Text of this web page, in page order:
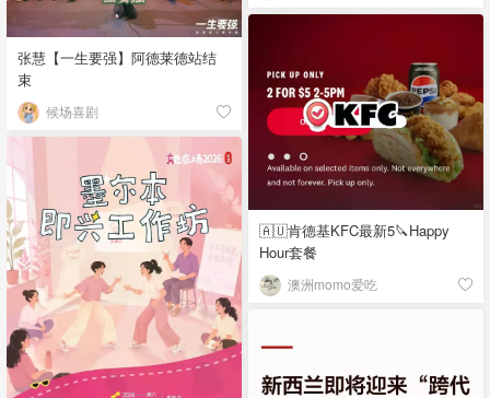
张慧【一生要强】阿德莱德站结
束
候场喜剧
🇦🇺肯德基KFC最新5🔪Happy
Hour套餐
澳洲momo爱吃